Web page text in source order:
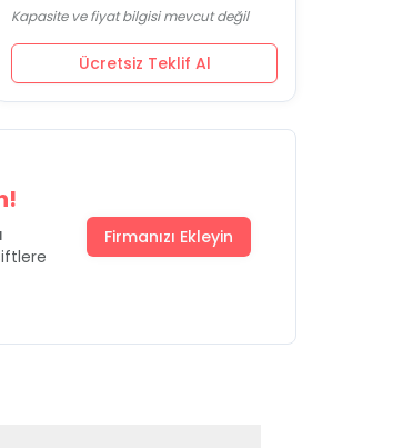
Kapasite ve fiyat bilgisi mevcut değil
Ücretsiz Teklif Al
Firmanızı Ekleyin